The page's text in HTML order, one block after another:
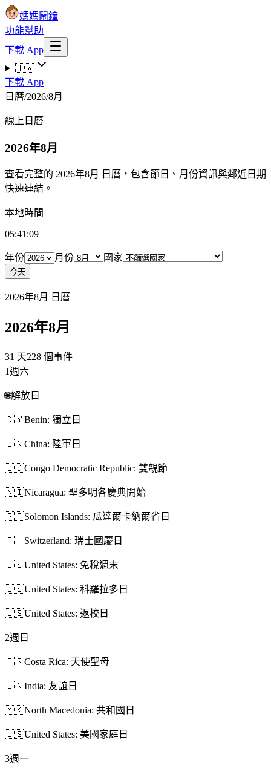
媽媽鬧鐘
功能幫助
下載 App
🇹🇼
下載 App
日曆/2026/8月
線上日曆
2026年8月
查看完整的 2026年8月 日曆，包含節日、月份資訊與鄰近日期
快速連結。
本地時間
05:41:10
年份 月份 國家
今天
2026年8月 日曆
2026年8月
31 天228 個事件
1週六
🌐解放日
🇩🇾Benin: 獨立日
🇨🇳China: 陸軍日
🇨🇩Congo Democratic Republic: 雙親節
🇳🇮Nicaragua: 聖多明各慶典開始
🇸🇧Solomon Islands: 瓜達爾卡納爾省日
🇨🇭Switzerland: 瑞士國慶日
🇺🇸United States: 免稅週末
🇺🇸United States: 科羅拉多日
🇺🇸United States: 返校日
2週日
🇨🇷Costa Rica: 天使聖母
🇮🇳India: 友誼日
🇲🇰North Macedonia: 共和國日
🇺🇸United States: 美國家庭日
3週一